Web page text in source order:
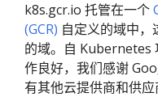
k8s.gcr.io 托管在一个
(GCR) 自定义的域中
的域。自 Kubernetes
作良好，我们感谢
有其他云提供商和供